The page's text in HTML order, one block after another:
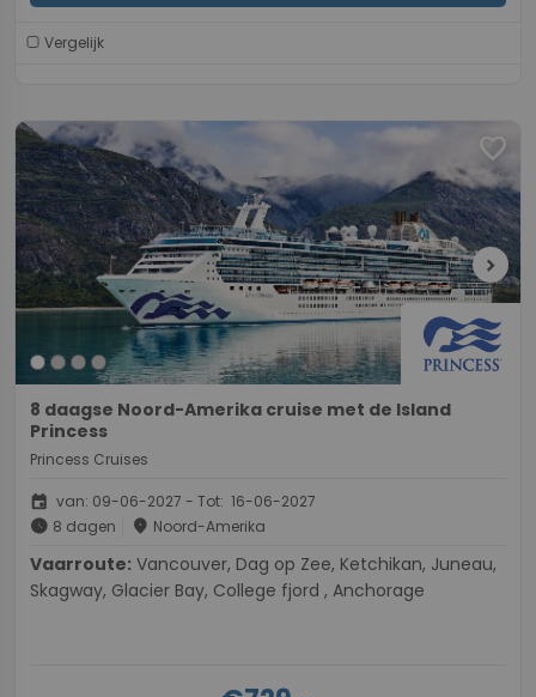
Vergelijk
favorite
chevron_right
8 daagse Noord-Amerika cruise met de Island
Princess
Princess Cruises
event van: 09-06-2027 - Tot: 16-06-2027
schedule 8 dagen place Noord-Amerika
Vaarroute:
Skagway, Glacier Bay, College fjord , Anchorage